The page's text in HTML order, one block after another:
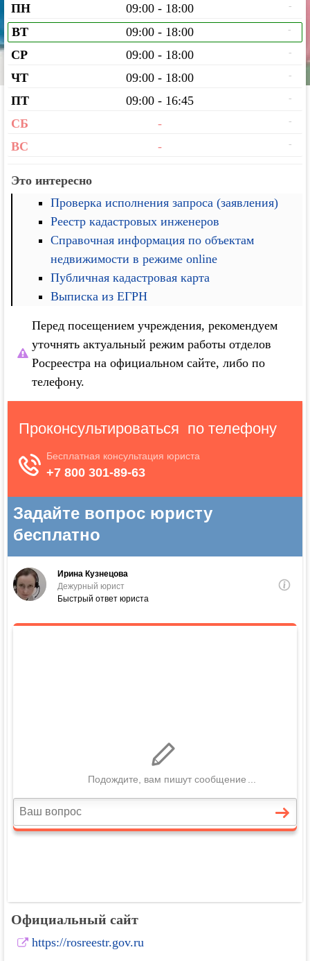
ПН
09:00 - 18:00 -
ВТ 09:00 - 18:00 -
СР 09:00 - 18:00 -
ЧТ 09:00 - 18:00 -
ПТ 09:00 - 16:45 -
СБ - -
ВС - -
Это интересно
Проверка исполнения запроса (заявления)
Реестр кадастровых инженеров
Справочная информация по объектам
недвижимости в режиме online
Публичная кадастровая карта
Выписка из ЕГРН
Перед посещением учреждения, рекомендуем
уточнять актуальный режим работы отделов
Росреестра на официальном сайте, либо по
телефону.
Официальный сайт
https://rosreestr.gov.ru